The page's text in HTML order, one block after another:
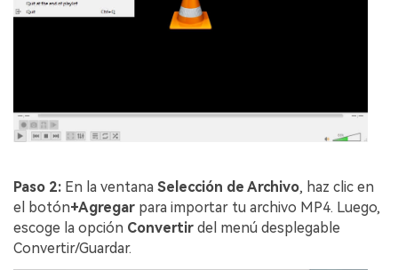
Paso 2: En la ventana Selección de Archivo, haz clic en
el botón+Agregar para importar tu archivo MP4. Luego,
escoge la opción Convertir del menú desplegable
Convertir/Guardar.